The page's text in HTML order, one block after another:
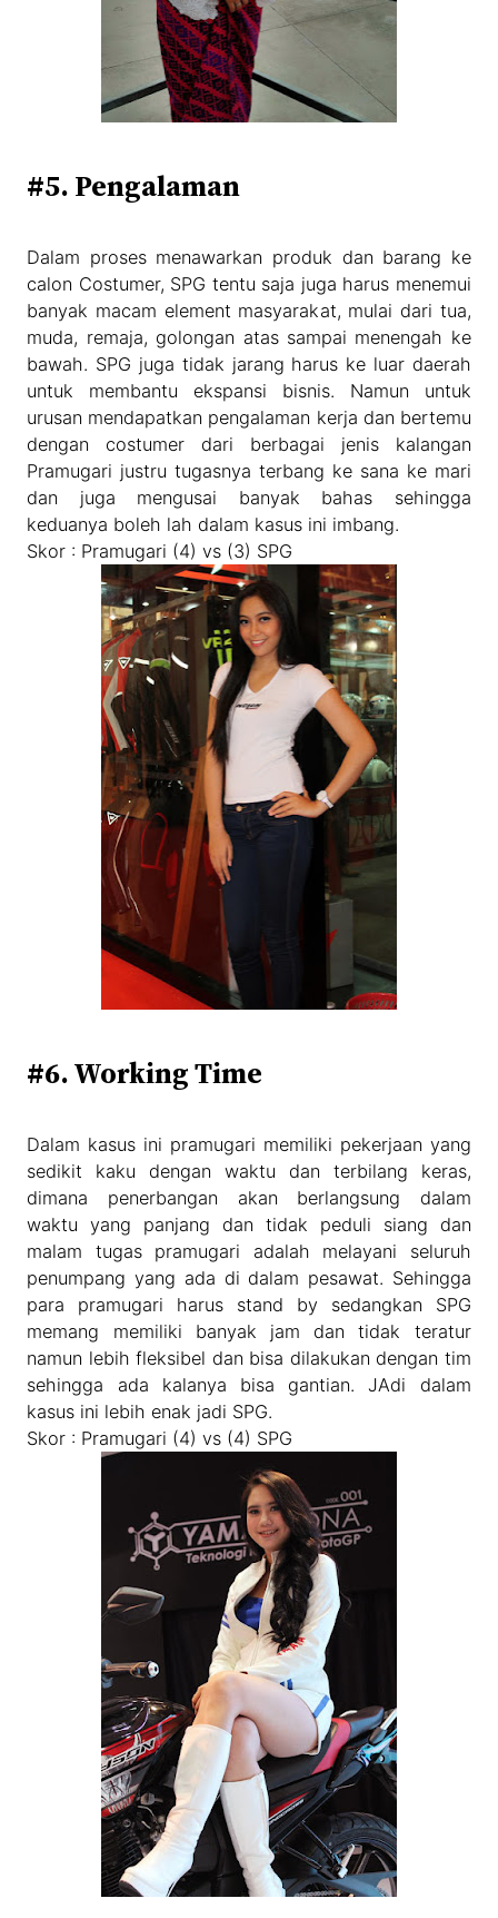
#5. Pengalaman
Dalam proses menawarkan produk dan barang ke
calon Costumer, SPG tentu saja juga harus menemui
banyak macam element masyarakat, mulai dari tua,
muda, remaja, golongan atas sampai menengah ke
bawah. SPG juga tidak jarang harus ke luar daerah
untuk membantu ekspansi bisnis. Namun untuk
urusan mendapatkan pengalaman kerja dan bertemu
dengan costumer dari berbagai jenis kalangan
Pramugari justru tugasnya terbang ke sana ke mari
dan juga mengusai banyak bahas sehingga
keduanya boleh lah dalam kasus ini imbang.
Skor : Pramugari (4) vs (3) SPG
#6. Working Time
Dalam kasus ini pramugari memiliki pekerjaan yang
sedikit kaku dengan waktu dan terbilang keras,
dimana penerbangan akan berlangsung dalam
waktu yang panjang dan tidak peduli siang dan
malam tugas pramugari adalah melayani seluruh
penumpang yang ada di dalam pesawat. Sehingga
para pramugari harus stand by sedangkan SPG
memang memiliki banyak jam dan tidak teratur
namun lebih fleksibel dan bisa dilakukan dengan tim
sehingga ada kalanya bisa gantian. JAdi dalam
kasus ini lebih enak jadi SPG.
Skor : Pramugari (4) vs (4) SPG